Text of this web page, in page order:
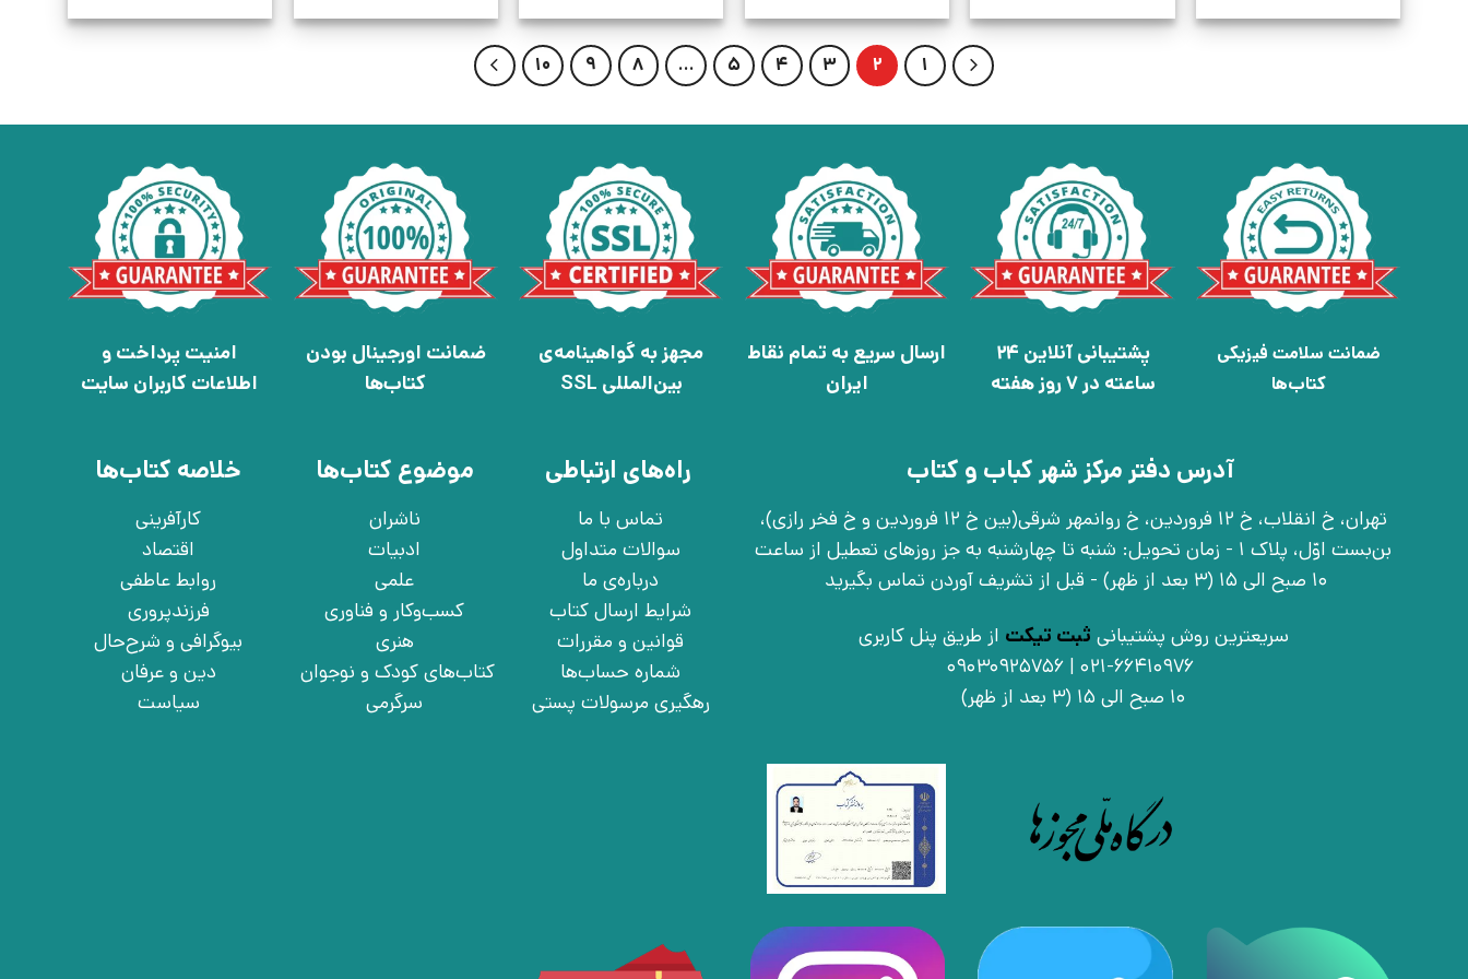
1
2
3
4
5
…
8
9
10
ضمانت سلامت فیزیکی
کتاب‌ها
پشتیبانی آنلاین 24
ساعته در 7 روز هفته
ارسال سریع به تمام نقاط
ایران
مجهز به گواهینامه‌ی
بین‌المللی SSL
ضمانت اورجینال بودن
کتاب‌ها
امنیت پرداخت و
اطلاعات کاربران سایت
آدرس دفتر مرکز شهر کباب و کتاب
تهران، خ انقلاب، خ 12 فروردین، خ روانمهر شرقی(بین خ 12 فروردین و خ فخر رازی)،
بن‌بست اوّل، پلاک 1 - زمان تحویل: شنبه تا چهارشنبه به جز روزهای تعطیل از ساعت
10 صبح الی 15 (3 بعد از ظهر) - قبل از تشریف آوردن تماس بگیرید
سریعترین روش پشتیبانی ثبت تیکت از طریق پنل کاربری
10 صبح الی 15 (3 بعد از ظهر)
راه‌های ارتباطی
تماس با ما
سوالات متداول
درباره‌ی ما
شرایط ارسال کتاب
قوانین و مقررات
شماره حساب‌ها
رهگیری مرسولات پستی
موضوع کتاب‌ها
ناشران
ادبیات
علمی
کسب‌وکار و فناوری
هنری
کتاب‌های کودک و نوجوان
سرگرمی
خلاصه کتاب‌ها
کارآفرینی
اقتصاد
روابط عاطفی
فرزندپروری
بیوگرافی و شرح‌حال
دین و عرفان
سیاست